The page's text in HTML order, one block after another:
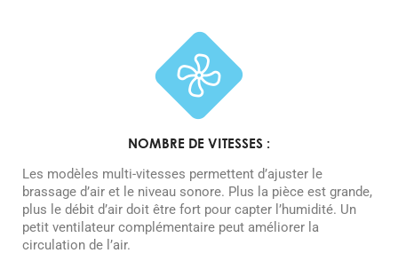
NOMBRE DE VITESSES :
Les modèles multi-vitesses permettent d’ajuster le
brassage d’air et le niveau sonore. Plus la pièce est grande,
plus le débit d’air doit être fort pour capter l’humidité. Un
petit ventilateur complémentaire peut améliorer la
circulation de l’air.